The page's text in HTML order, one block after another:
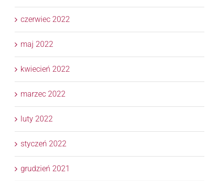
czerwiec 2022
maj 2022
kwiecień 2022
marzec 2022
luty 2022
styczeń 2022
grudzień 2021